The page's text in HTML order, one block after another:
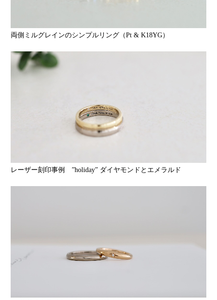
両側ミルグレインのシンプルリング（Pt & K18YG）
レーザー刻印事例 ”holiday” ダイヤモンドとエメラルド